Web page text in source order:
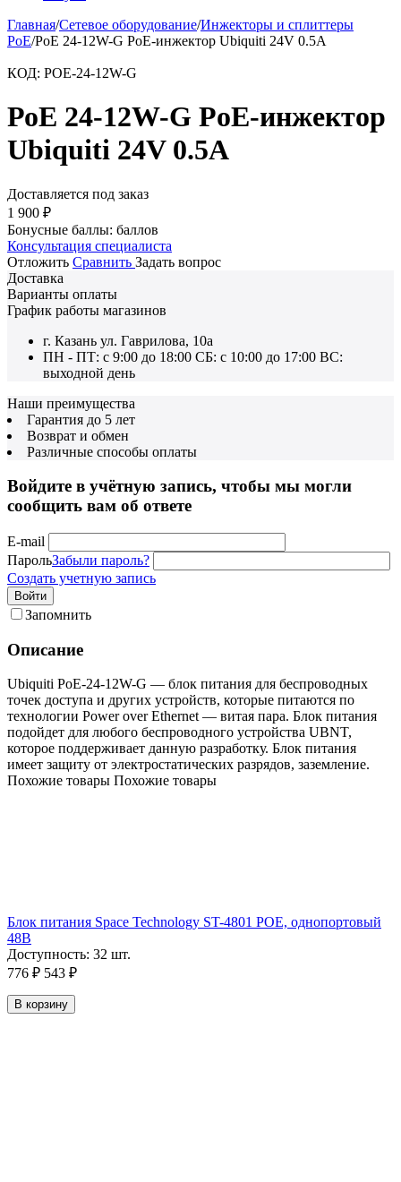
Главная/Сетевое оборудование/Инжекторы и сплиттеры
РоЕ/РоЕ 24-12W-G PoE-инжектор Ubiquiti 24V 0.5A
КОД: POE-24-12W-G
РоЕ 24-12W-G PoE-инжектор
Ubiquiti 24V 0.5A
Доставляется под заказ
1 900 ₽
Бонусные баллы: баллов
Консультация специалиста
Отложить Сравнить Задать вопрос
Доставка
Варианты оплаты
График работы магазинов
г. Казань ул. Гаврилова, 10а
ПН - ПТ: с 9:00 до 18:00 СБ: с 10:00 до 17:00 ВС:
выходной день
Наши преимущества
Гарантия до 5 лет
Возврат и обмен
Различные способы оплаты
Войдите в учётную запись, чтобы мы могли
сообщить вам об ответе
E-mail
ПарольЗабыли пароль?
Создать учетную запись
Войти
Запомнить
Описание
Ubiquiti РоЕ-24-12W-G — блок питания для беспроводных
точек доступа и других устройств, которые питаются по
технологии Power over Ethernet — витая пара. Блок питания
подойдет для любого беспроводного устройства UBNT,
которое поддерживает данную разработку. Блок питания
имеет защиту от электростатических разрядов, заземление.
Похожие товары Похожие товары
Блок питания Space Technology ST-4801 POE, однопортовый
48В
Доступность: 32 шт.
776 ₽ 543 ₽
В корзину